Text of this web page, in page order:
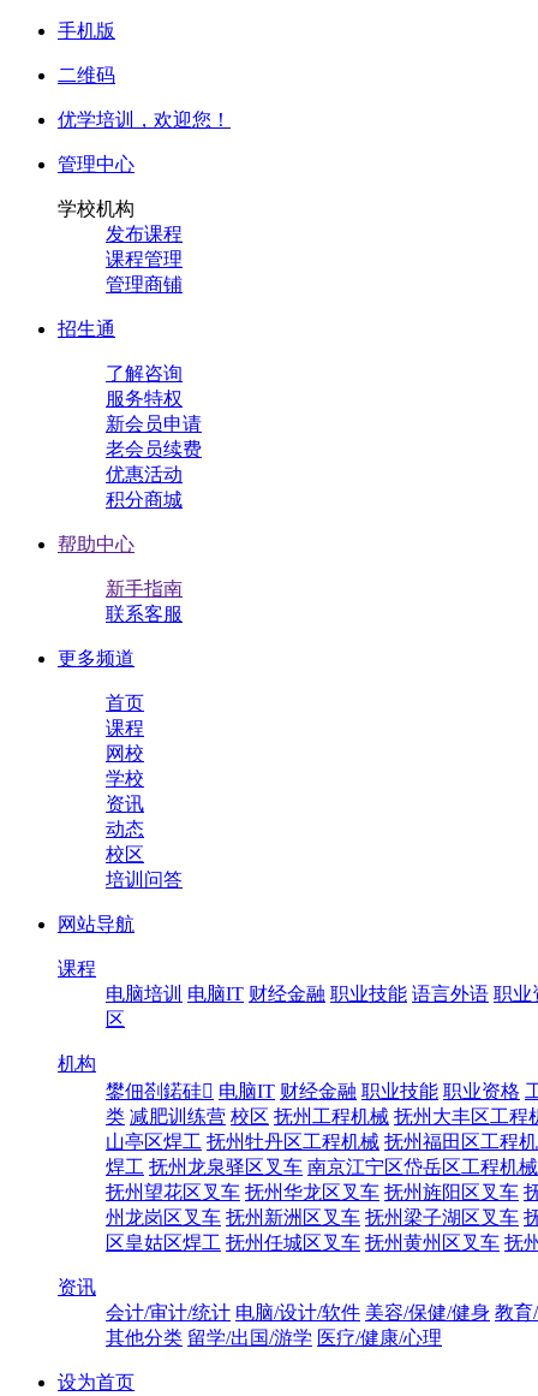
手机版
二维码
优学培训， 欢迎您！
管理中心
学校机构
发布课程
课程管理
管理商铺
招生通
了解咨询
服务特权
新会员申请
老会员续费
优惠活动
积分商城
帮助中心
新手指南
联系客服
更多频道
首页
课程
网校
学校
资讯
动态
校区
培训问答
网站导航
课程
电脑培训 电脑IT 财经金融 职业技能 语言外语 职业
区
机构
鐢佃剳鍩硅 电脑IT 财经金融 职业技能 职业资格
类 减肥训练营 校区 抚州工程机械 抚州大丰区工程
山亭区焊工 抚州牡丹区工程机械 抚州福田区工程
焊工 抚州龙泉驿区叉车 南京江宁区岱岳区工程机械
抚州望花区叉车 抚州华龙区叉车 抚州旌阳区叉车
州龙岗区叉车 抚州新洲区叉车 抚州梁子湖区叉车
区皇姑区焊工 抚州任城区叉车 抚州黄州区叉车 抚
资讯
会计/审计/统计 电脑/设计/软件 美容/保健/健身 教育
其他分类 留学/出国/游学 医疗/健康/心理
设为首页